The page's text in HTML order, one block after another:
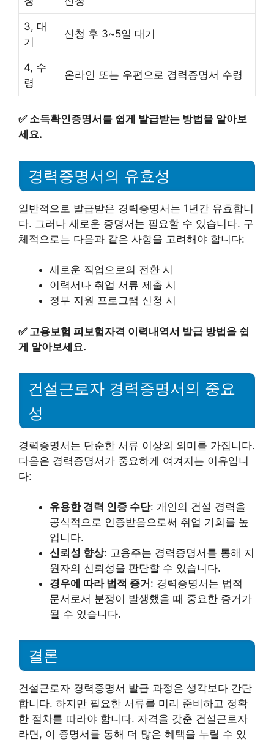
3, 대
기
신청 후 3~5일 대기
4, 수
령
온라인 또는 우편으로 경력증명서 수령
✅ 소득확인증명서를 쉽게 발급받는 방법을 알아보
세요.
경력증명서의 유효성
일반적으로 발급받은 경력증명서는 1년간 유효합니
다. 그러나 새로운 증명서는 필요할 수 있습니다. 구
체적으로는 다음과 같은 사항을 고려해야 합니다:
새로운 직업으로의 전환 시
이력서나 취업 서류 제출 시
정부 지원 프로그램 신청 시
✅ 고용보험 피보험자격 이력내역서 발급 방법을 쉽
게 알아보세요.
건설근로자 경력증명서의 중요
성
경력증명서는 단순한 서류 이상의 의미를 가집니다.
다음은 경력증명서가 중요하게 여겨지는 이유입니
다:
유용한 경력 인증 수단: 개인의 건설 경력을
공식적으로 인증받음으로써 취업 기회를 높
입니다.
신뢰성 향상: 고용주는 경력증명서를 통해 지
원자의 신뢰성을 판단할 수 있습니다.
경우에 따라 법적 증거 : 경력증명서는 법적
문서로서 분쟁이 발생했을 때 중요한 증거가
될 수 있습니다.
결론
건설근로자 경력증명서 발급 과정은 생각보다 간단
합니다. 하지만 필요한 서류를 미리 준비하고 정확
한 절차를 따라야 합니다. 자격을 갖춘 건설근로자
라면, 이 증명서를 통해 더 많은 혜택을 누릴 수 있